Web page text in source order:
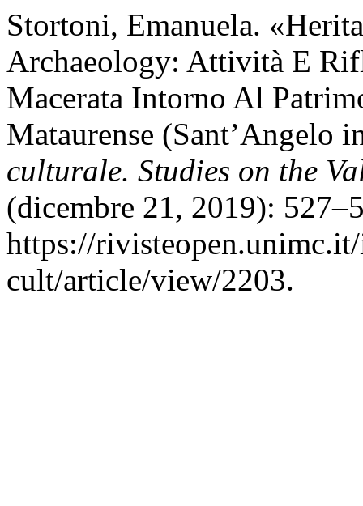
Stortoni, Emanuela.
Archaeology: Attività E
Macerata Intorno Al
Mataurense (Sant’Angelo
culturale. Studies on the
(dicembre 21, 2019):
https://
cult/article/view/2203.